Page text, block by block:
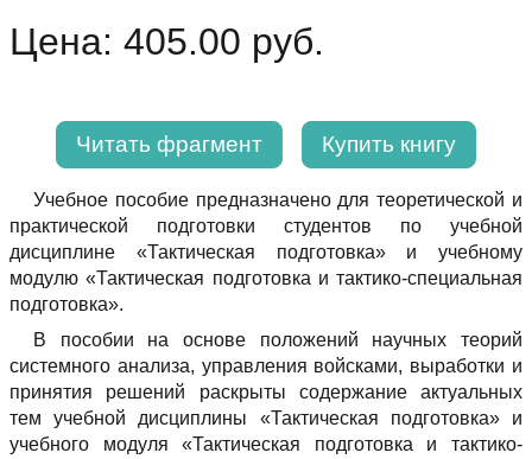
Цена: 405.00 руб.
Читать фрагмент Купить книгу
Учебное пособие предназначено для теоретической и
практической подготовки студентов по учебной
дисциплине «Тактическая подготовка» и учебному
модулю «Тактическая подготовка и тактико-специальная
подготовка».
В пособии на основе положений научных теорий
системного анализа, управления войсками, выработки и
принятия решений раскрыты содержание актуальных
тем учебной дисциплины «Тактическая подготовка» и
учебного модуля «Тактическая подготовка и тактико-